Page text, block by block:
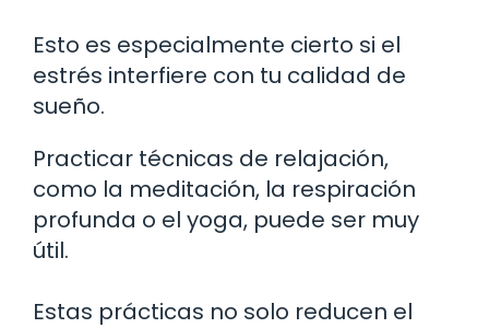
Esto es especialmente cierto si el
estrés interfiere con tu calidad de
sueño.
Practicar técnicas de relajación,
como la meditación, la respiración
profunda o el yoga, puede ser muy
útil.
Estas prácticas no solo reducen el